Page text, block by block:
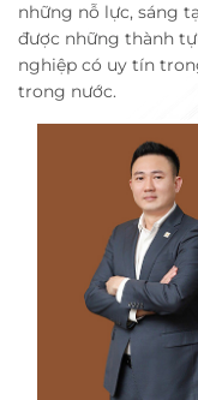
những nỗ lực, sáng
được những thành
nghiệp có uy tín
trong nước.